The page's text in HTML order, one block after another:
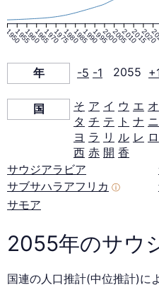
ピ
ラ
ミ
ド
2055
年
195019551960196519701975198019851990199520002005201020152020
年 -5 -1 2055
国 そ ア イ ウ エ オ
タ チ テ ト ナ ニ
ヨ ラ リ ル レ ロ
西 赤 開 香
サウジアラビア
サブサハラアフリカ ⓘ
サモア
2055年のサウ
国連の人口推計(中位推計)に